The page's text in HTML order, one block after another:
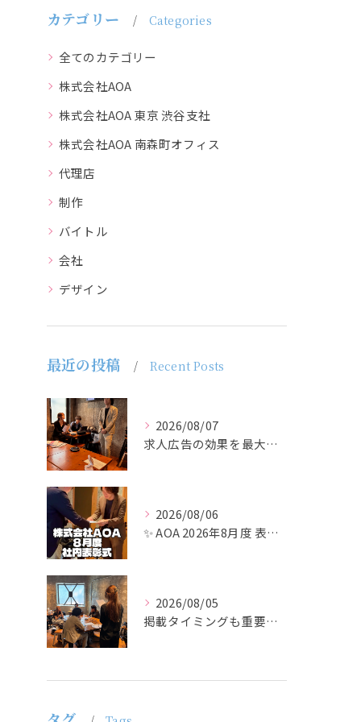
カテゴリー Categories
全てのカテゴリー
株式会社AOA
株式会社AOA 東京 渋谷支社
株式会社AOA 南森町オフィス
代理店
制作
バイトル
会社
デザイン
最近の投稿 Recent Posts
2026/08/07
求人広告の効果を最大化するために最も重要なのは、掲載タイミン...
2026/08/06
✨ AOA 2026年8月度 表彰式レポート ✨
2026/08/05
掲載タイミングも重要で、業界動向や求職者の活動時期に合わせて...